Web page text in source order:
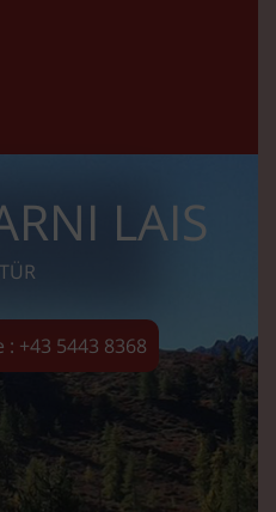
LAIS
+43 5443 8368